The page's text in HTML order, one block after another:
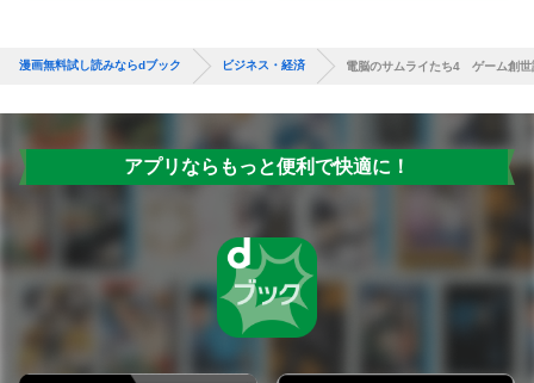
漫画無料試し読みならdブック ビジネス・経済 電脳のサムライたち4 ゲーム創
アプリならもっと便利で快適に！